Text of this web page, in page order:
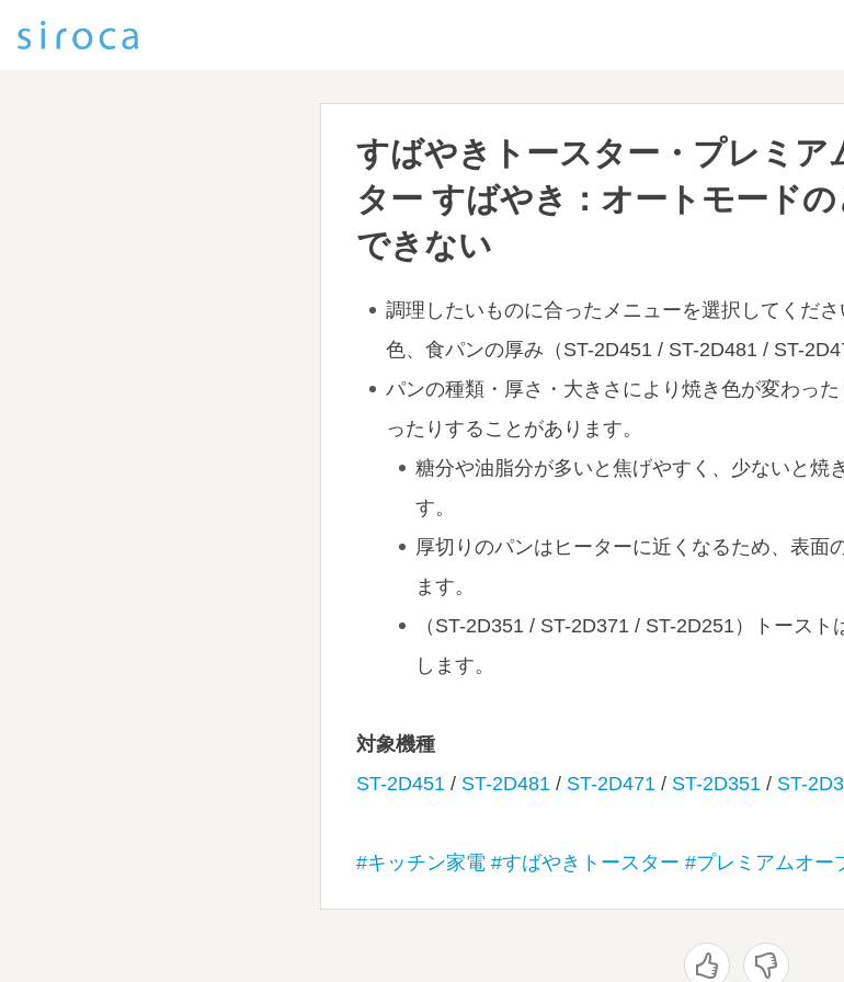
すばやきトースター・プレミア
ター すばやき：オートモード
できない
調理したいものに合ったメニューを選択してくだ
色、食パンの厚み（ST-2D451 / ST-2D481 / ST-
パンの種類・厚さ・大きさにより焼き色が変わっ
ったりすることがあります。
糖分や油脂分が多いと焦げやすく、少ないと焼
す。
厚切りのパンはヒーターに近くなるため、表面
ます。
（ST-2D351 / ST-2D371 / ST-2D251）トース
します。
対象機種
ST-2D451 / ST-2D481 / ST-2D471 / ST-2D351 / ST-
#キッチン家電 #すばやきトースター #プレミアムオー